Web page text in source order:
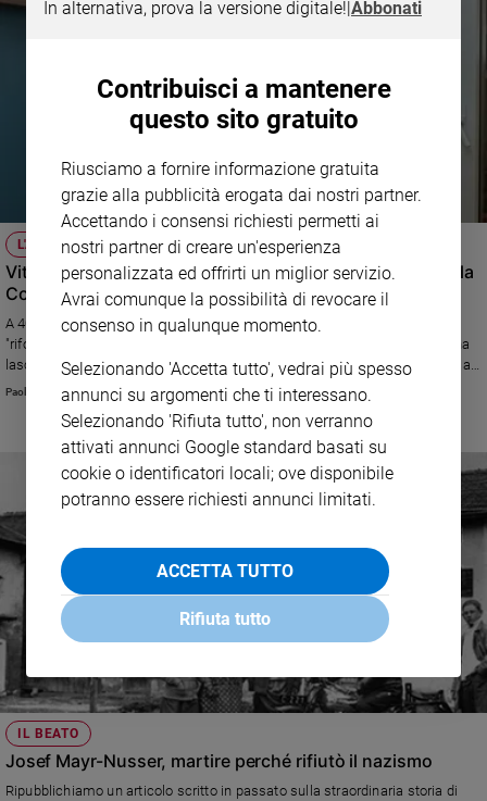
L'ANNIVERSARIO
Vittorio Bachelet, mio nonno servitore del Vangelo e della
Costituzione
A 40 anni dall'omicidio parla il nipote del vicepresidente del Csm e
"rifondatore" dell'Azione cattolica che fu ucciso dalle Brigate Rosse. «Ci ha
lasciato in eredità uno sguardo positivo sul tempo in cui siamo chiamati a
vivere». Qui sopra: Vittorio Bachelet, 35 anni, che porta lo stesso nome del
nonno, con la moglie, Camilla Colzani, 31 anni (foto di Ugo Zamborlini)
Paolo Rappellino
IL BEATO
Josef Mayr-Nusser, martire perché rifiutò il nazismo
Ripubblichiamo un articolo scritto in passato sulla straordinaria storia di
In alternativa, prova la versione digitale!|Abbonati
Contribuisci a mantenere
questo sito gratuito
Riusciamo a fornire informazione gratuita
grazie alla pubblicità erogata dai nostri partner.
Accettando i consensi richiesti permetti ai
nostri partner di creare un'esperienza
personalizzata ed offrirti un miglior servizio.
Avrai comunque la possibilità di revocare il
consenso in qualunque momento.
Selezionando 'Accetta tutto', vedrai più spesso
annunci su argomenti che ti interessano.
Selezionando 'Rifiuta tutto', non verranno
attivati annunci Google standard basati su
cookie o identificatori locali; ove disponibile
potranno essere richiesti annunci limitati.
ACCETTA TUTTO
Rifiuta tutto